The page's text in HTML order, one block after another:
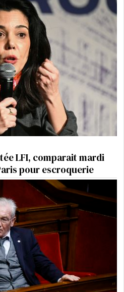
LFI, comparait mardi
pour escroquerie